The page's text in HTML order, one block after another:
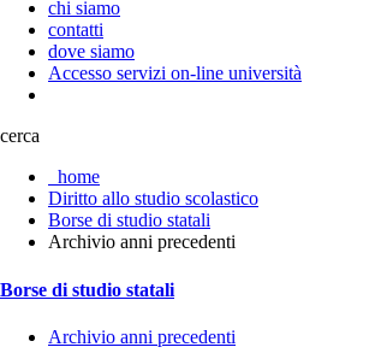
chi siamo
contatti
dove siamo
Accesso servizi on-line università
cerca
home
Diritto allo studio scolastico
Borse di studio statali
Archivio anni precedenti
Borse di studio statali
Archivio anni precedenti